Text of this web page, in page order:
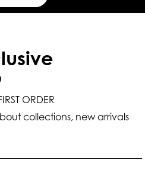
ORDER
collections, new arrivals